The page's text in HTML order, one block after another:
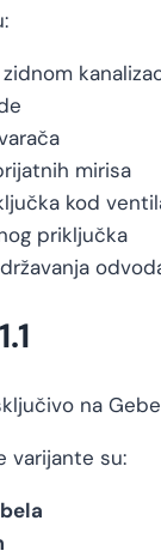
mirisa
kod
priključka
na
varijante su: